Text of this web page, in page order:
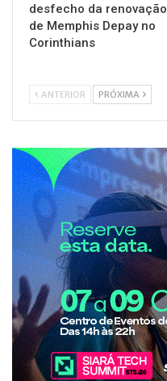
desfecho da renovação
de Memphis Depay no
Corinthians
ANTERIOR PRÓXIMA